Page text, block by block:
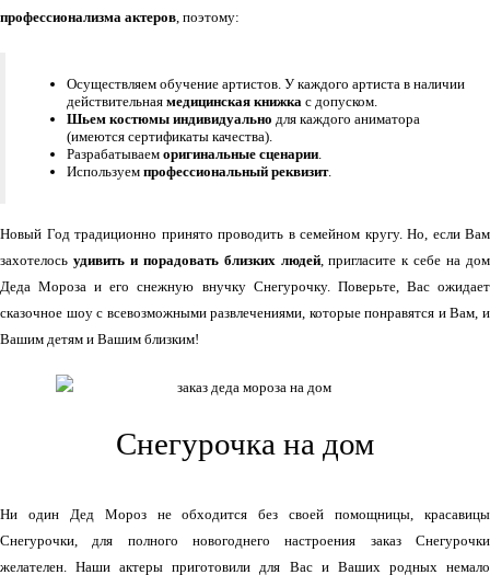
профессионализма актеров, поэтому:
Осуществляем обучение артистов. У каждого артиста в наличии
действительная медицинская книжка с допуском.
Шьем костюмы индивидуально для каждого аниматора
(имеются сертификаты качества).
Разрабатываем оригинальные сценарии.
Используем профессиональный реквизит.
Новый Год традиционно принято проводить в семейном кругу. Но, если Вам
захотелось удивить и порадовать близких людей, пригласите к себе на дом
Деда Мороза и его снежную внучку Снегурочку. Поверьте, Вас ожидает
сказочное шоу с всевозможными развлечениями, которые понравятся и Вам, и
Вашим детям и Вашим близким!
Снегурочка на дом
Ни один Дед Мороз не обходится без своей помощницы, красавицы
Снегурочки, для полного новогоднего настроения заказ Снегурочки
желателен. Наши актеры приготовили для Вас и Ваших родных немало